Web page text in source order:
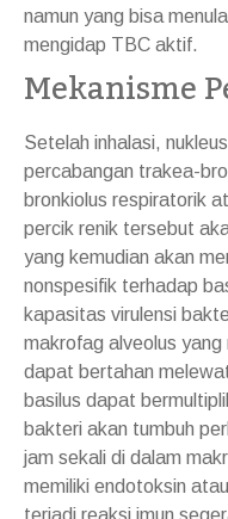
namun yang bisa
mengidap TBC aktif.
Mekanisme
Setelah inhalasi,
percabangan trakea-
bronkiolus respiratorik
percik renik tersebut
yang kemudian akan
nonspesifik terhadap
kapasitas virulensi
makrofag alveolus yang
dapat bertahan
basilus dapat
bakteri akan tumbuh
jam sekali di dalam
memiliki endotoksin